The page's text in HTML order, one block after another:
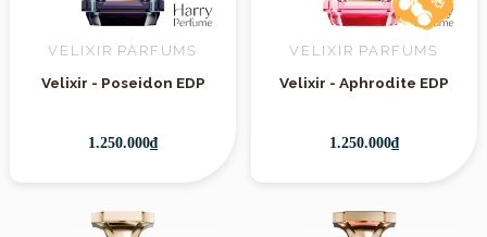
VELIXIR PARFUMS
Velixir - Poseidon EDP
1.250.000₫
VELIXIR PARFUMS
Velixir - Aphrodite EDP
1.250.000₫